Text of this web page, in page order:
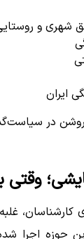
شهری و
ایران
روشن در
وقتی
کارشناسان،
حوزه اجرا